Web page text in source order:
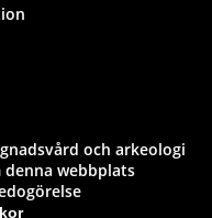
och arkeologi
webbplats